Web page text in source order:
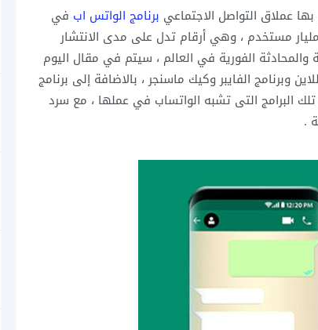
عملاق التواصل الاجتماعي برنامج الواتس اب في
كافة أنحاء العالم ، حيث يبلغ عدد مستخدمي الواتس اب حول العالم أكثر من 2 مليار مستخدم ، وهي أرقام تدل على مدى الانتشار
والمحادثة الفورية في العالم ، سيتم في مقال اليوم
اللاين وبرنامج الفايبر وكيك ماسنجر ، بالاضافة إلى برنامج
البرامج التى تشبه الواتساب في عملها ، مع سرد
.